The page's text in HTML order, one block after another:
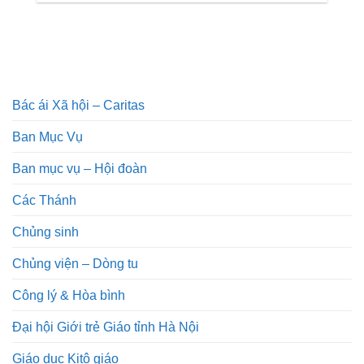
Bác ái Xã hội – Caritas
Ban Mục Vụ
Ban mục vụ – Hội đoàn
Các Thánh
Chủng sinh
Chủng viện – Dòng tu
Công lý & Hòa bình
Đại hội Giới trẻ Giáo tỉnh Hà Nội
Giáo dục Kitô giáo